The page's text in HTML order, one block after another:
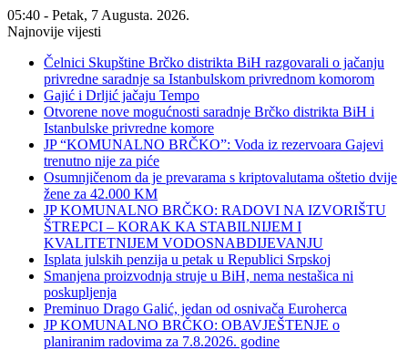
05:40 - Petak, 7 Augusta. 2026.
Najnovije vijesti
Čelnici Skupštine Brčko distrikta BiH razgovarali o jačanju
privredne saradnje sa Istanbulskom privrednom komorom
Gajić i Drljić jačaju Tempo
Otvorene nove mogućnosti saradnje Brčko distrikta BiH i
Istanbulske privredne komore
JP “KOMUNALNO BRČKO”: Voda iz rezervoara Gajevi
trenutno nije za piće
Osumnjičenom da je prevarama s kriptovalutama oštetio dvije
žene za 42.000 KM
JP KOMUNALNO BRČKO: RADOVI NA IZVORIŠTU
ŠTREPCI – KORAK KA STABILNIJEM I
KVALITETNIJEM VODOSNABDIJEVANJU
Isplata julskih penzija u petak u Republici Srpskoj
Smanjena proizvodnja struje u BiH, nema nestašica ni
poskupljenja
Preminuo Drago Galić, jedan od osnivača Euroherca
JP KOMUNALNO BRČKO: OBAVJEŠTENJE o
planiranim radovima za 7.8.2026. godine